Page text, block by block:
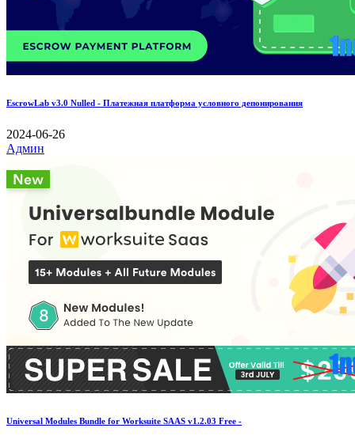
EscrowLab v3.0 Nulled - Платежная платформа условного депонирования
2024-06-26
Админ
Universal Modules Bundle for Worksuite SAAS v1.2.03 Free -